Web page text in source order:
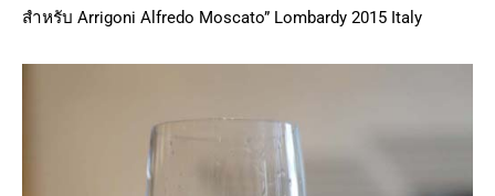
สำหรับ Arrigoni Alfredo Moscato” Lombardy 2015 Italy